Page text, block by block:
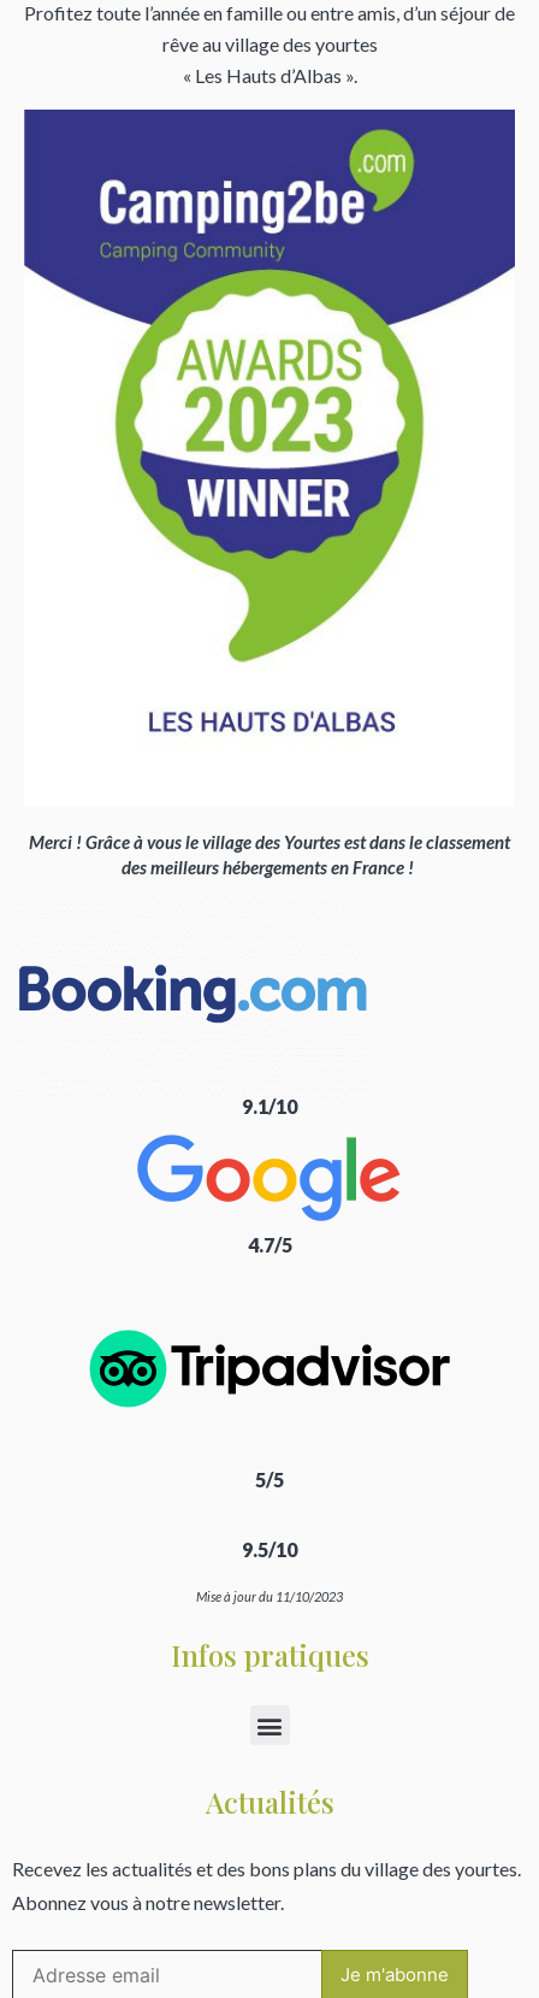
Profitez toute l’année en famille ou entre amis, d’un séjour de
rêve au village des yourtes
« Les Hauts d’Albas ».
Merci ! Grâce à vous le village des Yourtes est dans le classement
des meilleurs hébergements en France !
9.1/10
4.7/5
5/5
9.5/10
Mise à jour du 11/10/2023
Infos pratiques
Actualités
Recevez les actualités et des bons plans du village des yourtes.
Abonnez vous à notre newsletter.